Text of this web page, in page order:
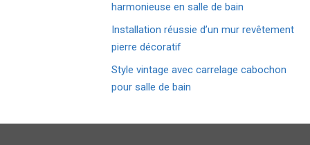
harmonieuse en salle de bain
Installation réussie d’un mur revêtement
pierre décoratif
Style vintage avec carrelage cabochon
pour salle de bain